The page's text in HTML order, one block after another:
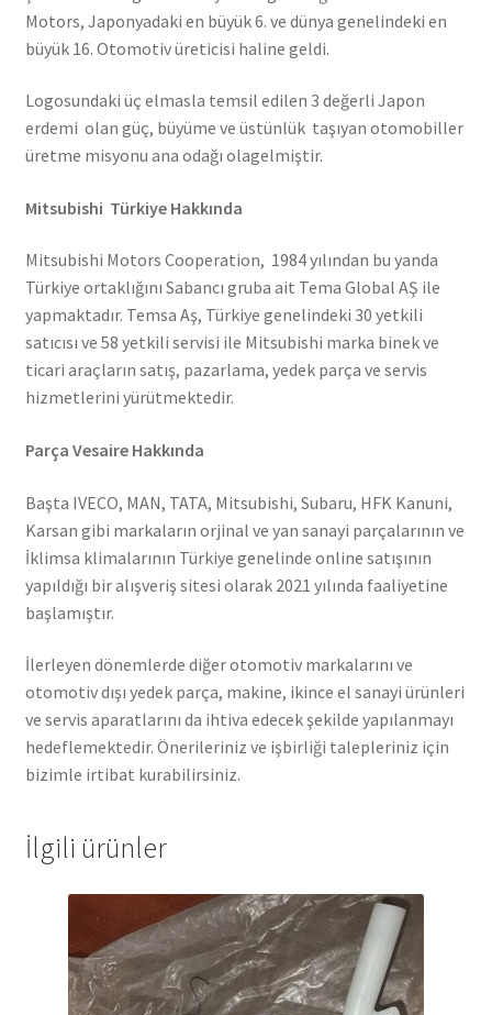
Motors, Japonyadaki en büyük 6. ve dünya genelindeki en
büyük 16. Otomotiv üreticisi haline geldi.
Logosundaki üç elmasla temsil edilen 3 değerli Japon
erdemi olan güç, büyüme ve üstünlük taşıyan otomobiller
üretme misyonu ana odağı olagelmiştir.
Mitsubishi Türkiye Hakkında
Mitsubishi Motors Cooperation, 1984 yılından bu yanda
Türkiye ortaklığını Sabancı gruba ait Tema Global AŞ ile
yapmaktadır. Temsa Aş, Türkiye genelindeki 30 yetkili
satıcısı ve 58 yetkili servisi ile Mitsubishi marka binek ve
ticari araçların satış, pazarlama, yedek parça ve servis
hizmetlerini yürütmektedir.
Parça Vesaire Hakkında
Başta IVECO, MAN, TATA, Mitsubishi, Subaru, HFK Kanuni,
Karsan gibi markaların orjinal ve yan sanayi parçalarının ve
İklimsa klimalarının Türkiye genelinde online satışının
yapıldığı bir alışveriş sitesi olarak 2021 yılında faaliyetine
başlamıştır.
İlerleyen dönemlerde diğer otomotiv markalarını ve
otomotiv dışı yedek parça, makine, ikince el sanayi ürünleri
ve servis aparatlarını da ihtiva edecek şekilde yapılanmayı
hedeflemektedir. Önerileriniz ve işbirliği talepleriniz için
bizimle irtibat kurabilirsiniz.
İlgili ürünler